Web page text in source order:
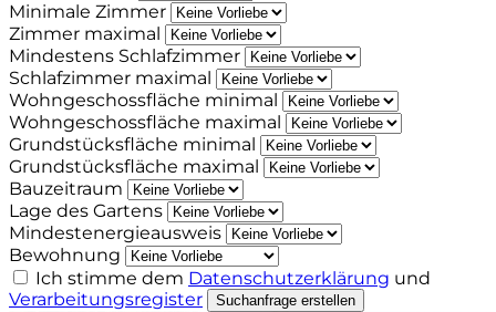
Minimale Zimmer
Zimmer maximal
Mindestens Schlafzimmer
Schlafzimmer maximal
Wohngeschossfläche minimal
Wohngeschossfläche maximal
Grundstücksfläche minimal
Grundstücksfläche maximal
Bauzeitraum
Lage des Gartens
Mindestenergieausweis
Bewohnung
Ich stimme dem Datenschutzerklärung und
Verarbeitungsregister
Suchanfrage erstellen